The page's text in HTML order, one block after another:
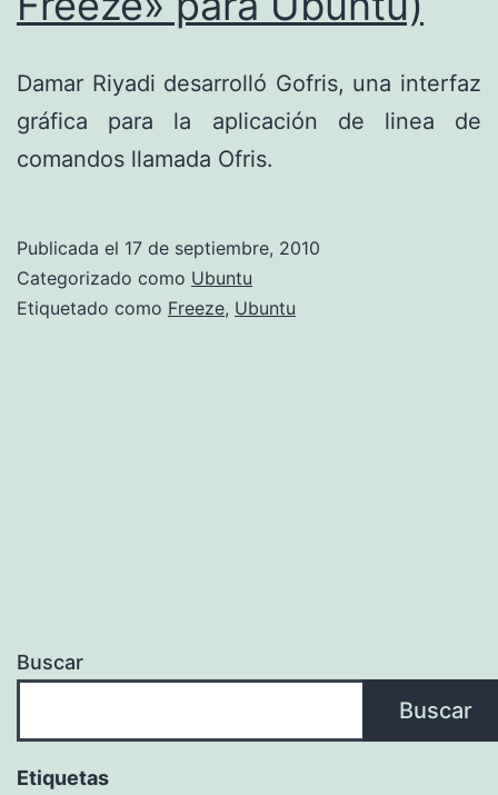
Damar Riyadi desarrolló Gofris, una interfaz
gráfica para la aplicación de linea de
comandos llamada Ofris.
Publicada el 17 de septiembre, 2010
Categorizado como Ubuntu
Etiquetado como Freeze, Ubuntu
Buscar
Buscar
Etiquetas